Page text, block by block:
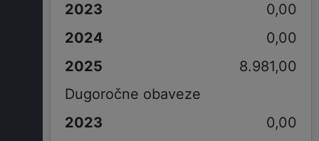
0,00
0,00
8.981,00
Dugoročne obaveze
0,00